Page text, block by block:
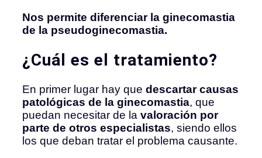
Nos permite diferenciar la ginecomastia
de la pseudoginecomastia.
¿Cuál es el tratamiento?
En primer lugar hay que descartar causas
patológicas de la ginecomastia, que
puedan necesitar de la valoración por
parte de otros especialistas, siendo ellos
los que deban tratar el problema causante.